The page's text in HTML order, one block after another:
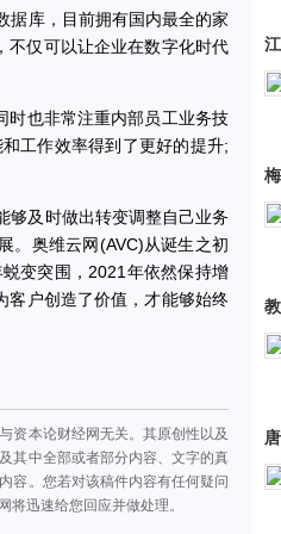
据库，目前拥有国内最全的家
不仅可以让企业在数字化时代
也非常注重内部员工业务技
工作效率得到了更好的提升;
及时做出转变调整自己业务
。奥维云网(AVC)从诞生之初
变突围，2021年依然保持增
客户创造了价值，才能够始终
资本论财经网无关。其原创性以及
其中全部或者部分内容、文字的真
容。您若对该稿件内容有任何疑问
将迅速给您回应并做处理。